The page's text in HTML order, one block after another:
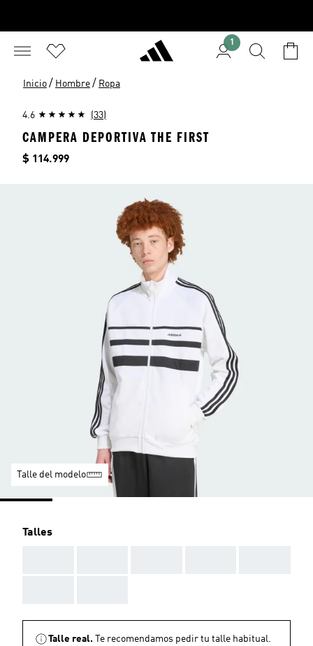
1
Inicio / Hombre / Ropa
4.6 (33)
CAMPERA DEPORTIVA THE FIRST
Precio
$ 114.999
Talle del modelo
Talles
Talle real. Te recomendamos pedir tu talle habitual.